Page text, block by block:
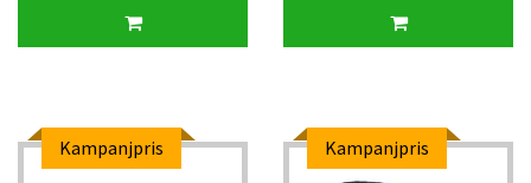
Kampanjpris Kampanjpris